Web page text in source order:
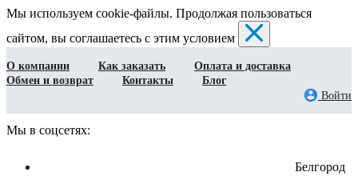
Мы используем cookie-файлы. Продолжая пользоваться
сайтом, вы соглашаетесь с этим условием
О компании Как заказать
Оплата и доставка
Обмен и возврат
Контакты
Блог
Войти
Мы в соцсетях:
Белгород